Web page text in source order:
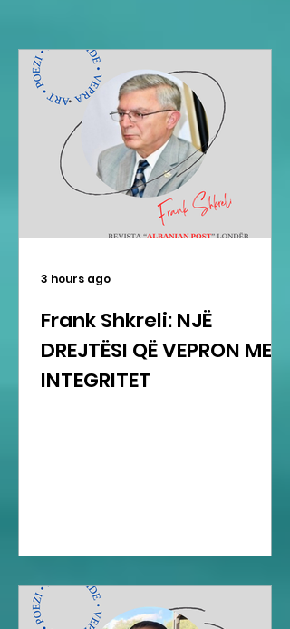
Frank Shkreli: NJË
DREJTËSI QË VEPRON ME
INTEGRITET
3 hours ago